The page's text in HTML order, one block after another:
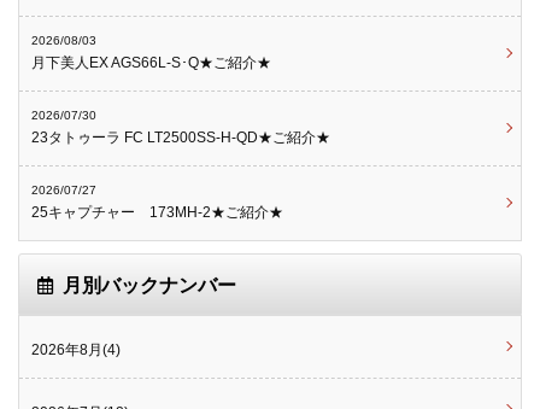
2026/08/03
月下美人EX AGS66L-S･Q★ご紹介★
2026/07/30
23タトゥーラ FC LT2500SS-H-QD★ご紹介★
2026/07/27
25キャプチャー 173MH-2★ご紹介★
月別バックナンバー
2026年8月(4)